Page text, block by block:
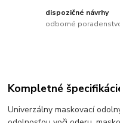
dispozičné návrhy
odborné
Kompletné
Univerzálny maskovací